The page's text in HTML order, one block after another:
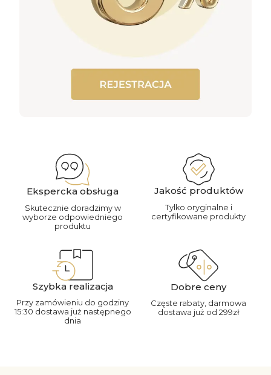
Ekspercka obsługa
Skutecznie doradzimy w
wyborze odpowiedniego
produktu
Jakość produktów
Tylko oryginalne i
certyfikowane produkty
Szybka realizacja
Przy zamówieniu do godziny
15:30 dostawa już następnego
dnia
Dobre ceny
Częste rabaty, darmowa
dostawa już od 299zł